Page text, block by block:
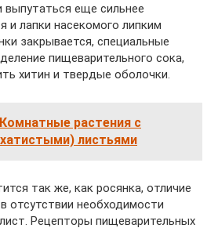
выпутаться еще сильнее
и лапки насекомого липким
закрывается, специальные
пищеварительного сока,
хитин и твердые оболочки.
Комнатные растения с
листьями
так же, как росянка, отличие
отсутствии необходимости
Рецепторы пищеварительных